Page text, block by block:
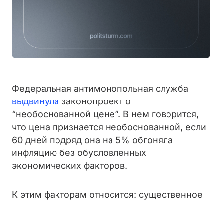
Федеральная антимонопольная служба
выдвинула законопроект о
“необоснованной цене”. В нем говорится,
что цена признается необоснованной, если
60 дней подряд она на 5% обгоняла
инфляцию без обусловленных
экономических факторов.
К этим факторам относится: существенное